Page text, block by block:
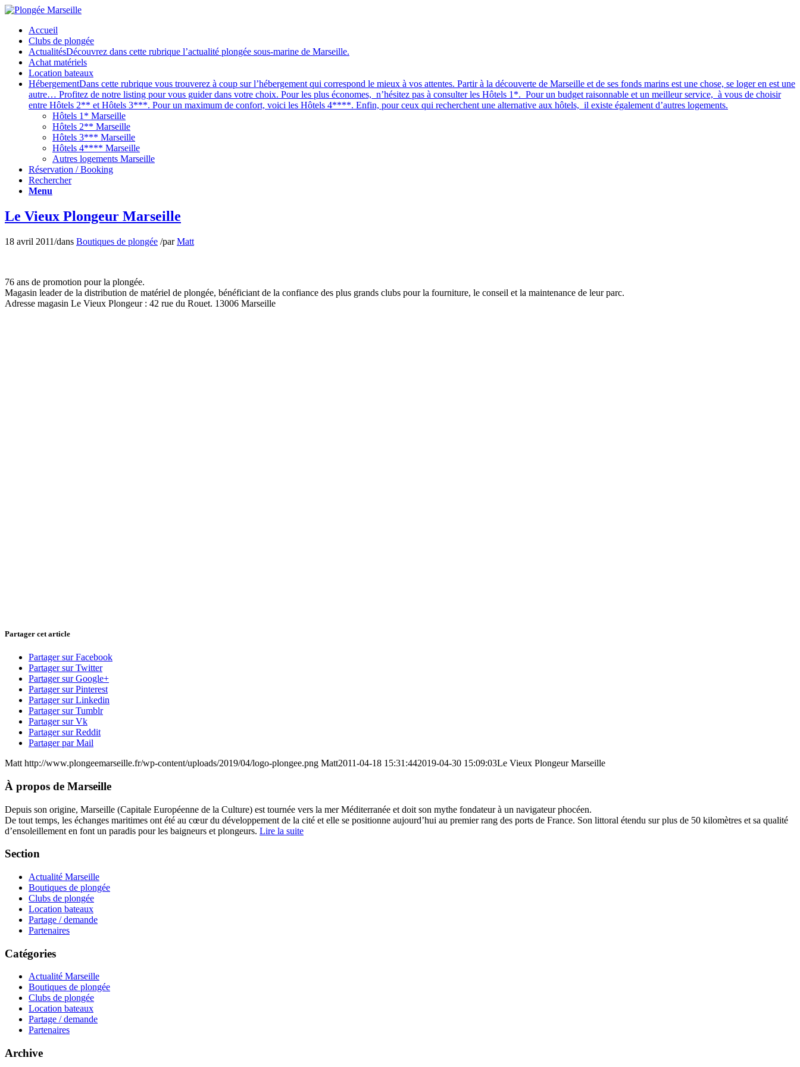
Accueil
Clubs de plongée
ActualitésDécouvrez dans cette rubrique l’actualité plongée sous-marine de Marseille.
Achat matériels
Location bateaux
HébergementDans cette rubrique vous trouverez à coup sur l’hébergement qui correspond le mieux à vos attentes. Partir à la découverte de Marseille et de ses fonds marins est une chose, se loger en est une
autre… Profitez de notre listing pour vous guider dans votre choix. Pour les plus économes, n’hésitez pas à consulter les Hôtels 1*. Pour un budget raisonnable et un meilleur service, à vous de choisir
entre Hôtels 2** et Hôtels 3***. Pour un maximum de confort, voici les Hôtels 4****. Enfin, pour ceux qui recherchent une alternative aux hôtels, il existe également d’autres logements.
Hôtels 1* Marseille
Hôtels 2** Marseille
Hôtels 3*** Marseille
Hôtels 4**** Marseille
Autres logements Marseille
Réservation / Booking
Rechercher
Menu
Le Vieux Plongeur Marseille
18 avril 2011/dans Boutiques de plongée /parMatt
76 ans de promotion pour la plongée.
Magasin leader de la distribution de matériel de plongée, bénéficiant de la confiance des plus grands clubs pour la fourniture, le conseil et la maintenance de leur parc.
Adresse magasin Le Vieux Plongeur : 42 rue du Rouet. 13006 Marseille
Partager cet article
Partager sur Facebook
Partager sur Twitter
Partager sur Google+
Partager sur Pinterest
Partager sur Linkedin
Partager sur Tumblr
Partager sur Vk
Partager sur Reddit
Partager par Mail
Matt http://www.plongeemarseille.fr/wp-content/uploads/2019/04/logo-plongee.png Matt2011-04-18 15:31:442019-04-30 15:09:03Le Vieux Plongeur Marseille
À propos de Marseille
Depuis son origine, Marseille (Capitale Européenne de la Culture) est tournée vers la mer Méditerranée et doit son mythe fondateur à un navigateur phocéen.
De tout temps, les échanges maritimes ont été au cœur du développement de la cité et elle se positionne aujourd’hui au premier rang des ports de France. Son littoral étendu sur plus de 50 kilomètres et sa qualité
d’ensoleillement en font un paradis pour les baigneurs et plongeurs. Lire la suite
Section
Actualité Marseille
Boutiques de plongée
Clubs de plongée
Location bateaux
Partage / demande
Partenaires
Catégories
Actualité Marseille
Boutiques de plongée
Clubs de plongée
Location bateaux
Partage / demande
Partenaires
Archive